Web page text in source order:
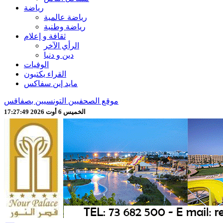
رياضة
رياضة عالمية
رياضة وطنية
ثقافة و إعلام
الرأي الآخر
دين و دنيا
الوفيات
القراء يكتبون
مايد إين سفاكس
موقع الصحفيين التونسيين بصفاقس
الخميس 6 أوت 2026 17:27:51